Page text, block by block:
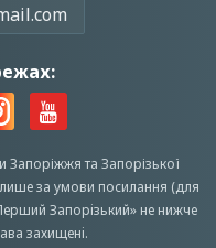
Запоріжжята Запорізької
лише за умови посилання (для
Запорiзький» не нижче
захищенi.